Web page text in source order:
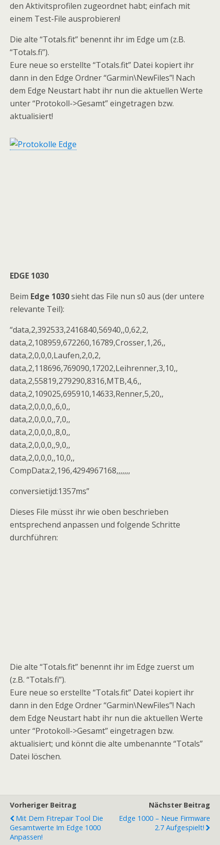
den Aktivitsprofilen zugeordnet habt; einfach mit
einem Test-File ausprobieren!
Die alte “Totals.fit” benennt ihr im Edge um (z.B.
“Totals.fi”).
Eure neue so erstellte “Totals.fit” Datei kopiert ihr
dann in den Edge Ordner “Garmin\NewFiles”! Nach
dem Edge Neustart habt ihr nun die aktuellen Werte
unter “Protokoll->Gesamt” eingetragen bzw.
aktualisiert!
EDGE 1030
Beim Edge 1030sieht das File nun s0 aus (der untere
relevante Teil):
“data,2,392533,2416840,56940,,0,62,2,
data,2,108959,672260,16789,Crosser,1,26,,
data,2,0,0,0,Laufen,2,0,2,
data,2,118696,769090,17202,Leihrenner,3,10,,
data,2,55819,279290,8316,MTB,4,6,,
data,2,109025,695910,14633,Renner,5,20,,
data,2,0,0,0,,6,0,,
data,2,0,0,0,,7,0,,
data,2,0,0,0,,8,0,,
data,2,0,0,0,,9,0,,
data,2,0,0,0,,10,0,,
CompData:2,196,4294967168,,,,,,,
conversietijd:1357ms”
Dieses File müsst ihr wie oben beschrieben
entsprechend anpassen und folgende Schritte
durchführen:
Die alte “Totals.fit” benennt ihr im Edge zuerst um
(z.B. “Totals.fi”).
Eure neue so erstellte “Totals.fit” Datei kopiert ihr
dann in den Edge Ordner “Garmin\NewFiles”! Nach
dem Edge Neustart habt ihr nun die aktuellen Werte
unter “Protokoll->Gesamt” eingetragen bzw.
aktualisiert; und könnt die alte umbenannte “Totals”
Datei löschen.
Vorheriger Beitrag
Mit Dem Fitrepair Tool Die
Gesamtwerte Im Edge 1000
Anpassen!
Nächster Beitrag
Edge 1000 – Neue Firmware
2.7 Aufgespielt!